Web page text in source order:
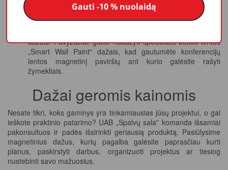
naudojimui praėjus 24 valandoms.
Paviršių padengta magnetiniais dažais, vėliau galima
dažais. Pavyzdžiui, galite nudažyti specialiais baltos lentos
„Smart Wall Paint“ dažais, kad gautumėte konferencijų
lentos magnetinį paviršių ant kurio galėsite rašyti
žymekliais.
Dažai geromis kainomis
Nesate tikri, koks gaminys yra tinkamiausias jūsų projektui, o gal
ieškote praktinio patarimo? UAB „Spalvų sala” komanda išsamiai
pakonsultuos ir padės išsirinkti geriausią produktą. Pasiūlysime
magnetinius dažus, kurių pagalba galėsite paprasčiau kurti
planus, paskirstyti darbus, organizuoti projektus ar tiesiog
nustebinti savo mažuosius.
Gauti -10 % nuolaidą